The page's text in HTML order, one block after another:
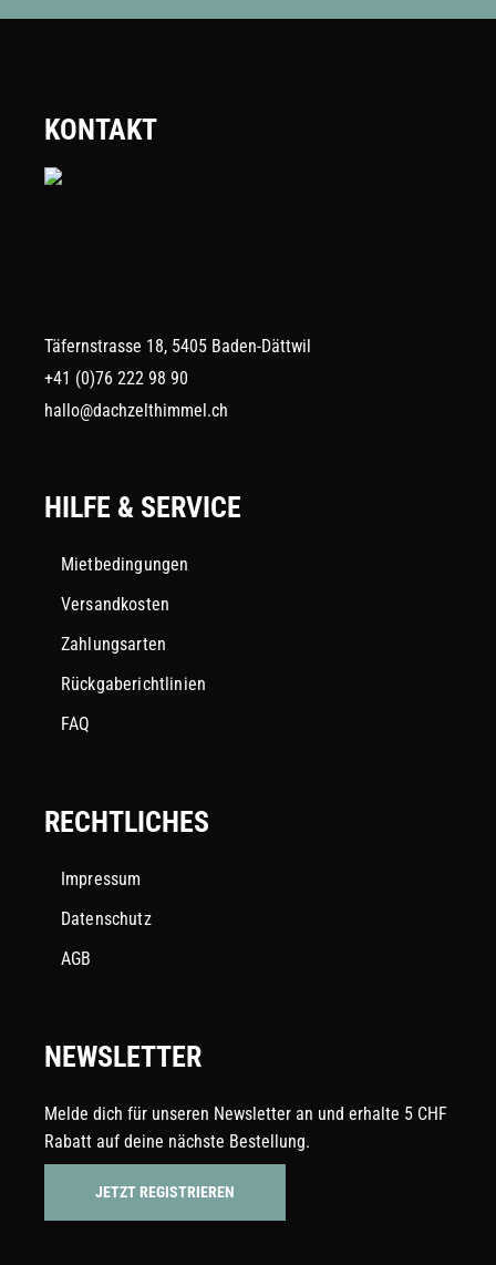
KONTAKT
Täfernstrasse 18, 5405 Baden-Dättwil
+41 (0)76 222 98 90
hallo@dachzelthimmel.ch
HILFE & SERVICE
Mietbedingungen
Versandkosten
Zahlungsarten
Rückgaberichtlinien
FAQ
RECHTLICHES
Impressum
Datenschutz
AGB
NEWSLETTER
Melde dich für unseren Newsletter an und erhalte 5 CHF
Rabatt auf deine nächste Bestellung.
JETZT REGISTRIEREN